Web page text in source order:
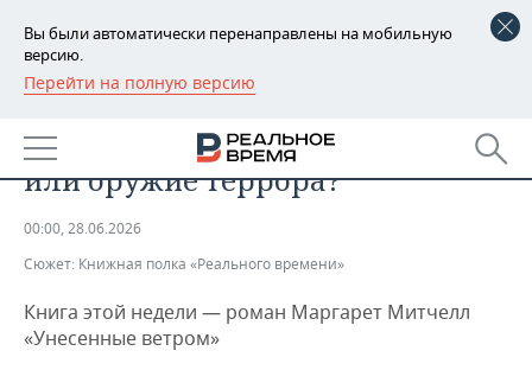
Вы были автоматически перенаправлены на мобильную
версию.
Перейти на полную версию
РЕГИОНЫ
БАШКОРТОСТАН
ТАТАРСТАН
НОВОСТИ
АНАЛИТИКА
ДЕКЛАРАЦИИ О ДОХОДАХ
КОРОЛИ ГОСЗАКАЗА ПФО
НОВОСТИ ЭКОНОМИКИ
ПРОМЫШЛЕННОСТЬ
Великий американский роман
или оружие террора?
00:00, 28.06.2026
Сюжет: Книжная полка «Реального времени»
Книга этой недели — роман Маргарет Митчелл
«Унесенные ветром»